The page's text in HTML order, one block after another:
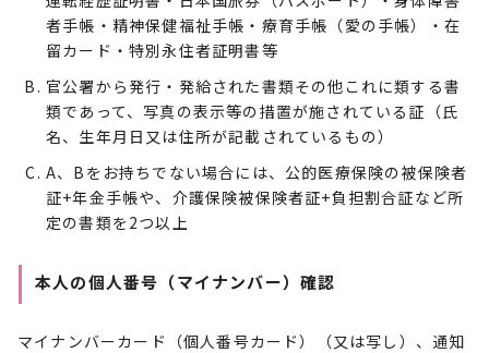
者手帳・精神保健福祉手帳・療育手帳（愛の手帳）・在
留カード・特別永住者証明書等
官公署から発行・発給された書類その他これに類する書
類であって、写真の表示等の措置が施されている証（氏
名、生年月日又は住所が記載されているもの）
A、Bをお持ちでない場合には、公的医療保険の被保険者
証+年金手帳や、介護保険被保険者証+負担割合証など所
定の書類を2つ以上
本人の個人番号（マイナンバー）確認
マイナンバーカード（個人番号カード）（又は写し）、通知